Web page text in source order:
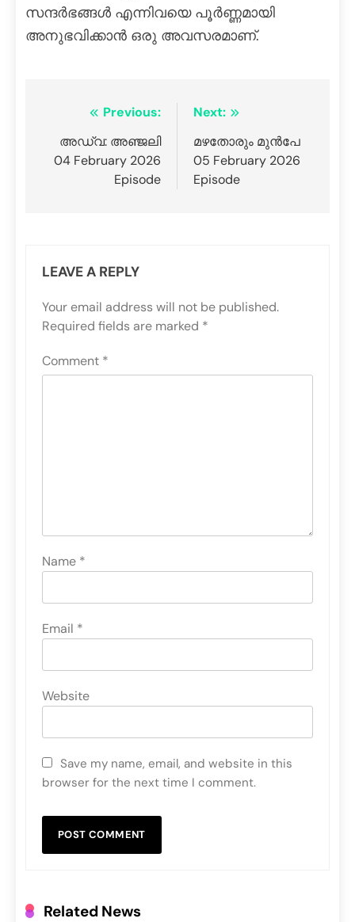
സന്ദർഭങ്ങൾ എന്നിവയെ പൂർണ്ണമായി
അനുഭവിക്കാൻ ഒരു അവസരമാണ്.
Previous:
അഡ്വ: അഞ്ജലി
04 February 2026
Episode
Next:
മഴതോരും മുൻപേ
05 February 2026
Episode
LEAVE A REPLY
Your email address will not be published.
Required fields are marked *
Comment *
Name *
Email *
Website
Save my name, email, and website in this
browser for the next time I comment.
Related News